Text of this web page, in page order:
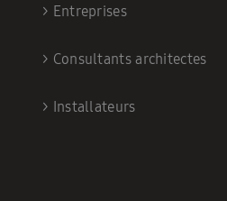
> Entreprises
> Consultants architectes
> Installateurs